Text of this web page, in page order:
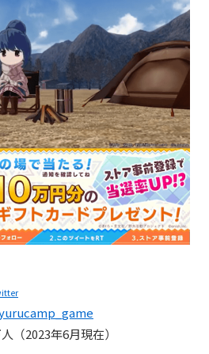
（2023年6月現在）